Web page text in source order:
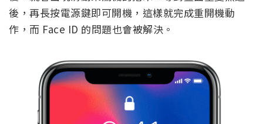
後，再長按電源鍵即可開機，這樣就完成重開機動
作，而 Face ID 的問題也會被解決。